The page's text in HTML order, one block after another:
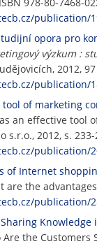
publication/
opora pro
výzkum :
2012,
publication/
tool of marketing
an effective
s.r.o., 2012, s.
publication/
of Internet
are the
publication/
Are the